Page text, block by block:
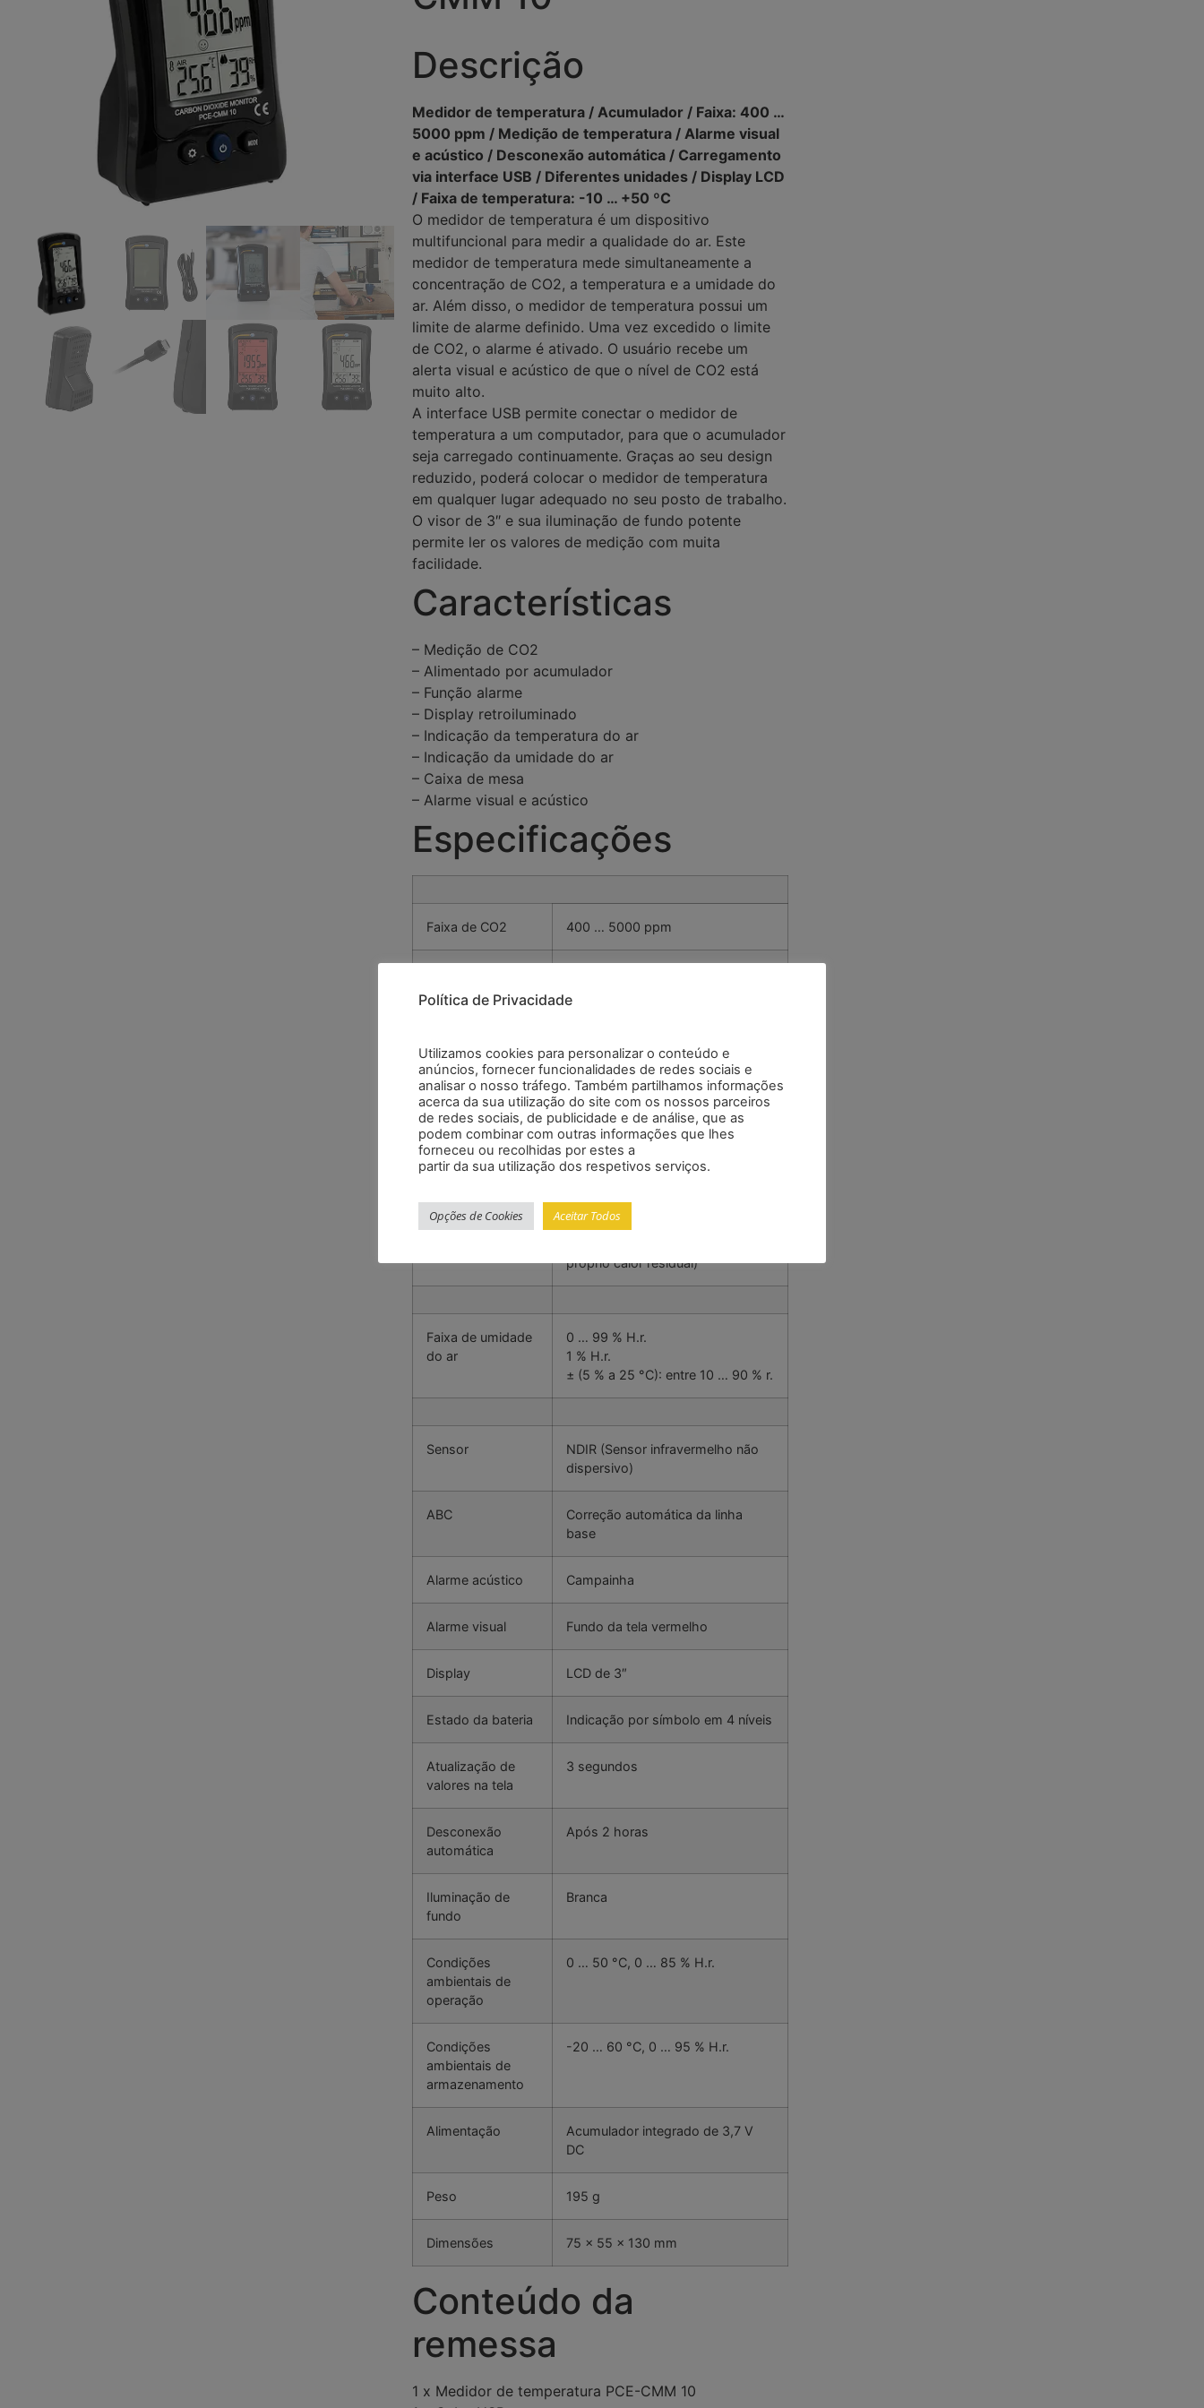
Descrição
Medidor de temperatura / Acumulador / Faixa: 400 …
5000 ppm / Medição de temperatura / Alarme visual
e acústico / Desconexão automática / Carregamento
via interface USB / Diferentes unidades / Display LCD
/ Faixa de temperatura: -10 … +50 ºC
O medidor de temperatura é um dispositivo
multifuncional para medir a qualidade do ar. Este
medidor de temperatura mede simultaneamente a
concentração de CO2, a temperatura e a umidade do
ar. Além disso, o medidor de temperatura possui um
limite de alarme definido. Uma vez excedido o limite
de CO2, o alarme é ativado. O usuário recebe um
alerta visual e acústico de que o nível de CO2 está
muito alto.
A interface USB permite conectar o medidor de
temperatura a um computador, para que o acumulador
seja carregado continuamente. Graças ao seu design
reduzido, poderá colocar o medidor de temperatura
em qualquer lugar adequado no seu posto de trabalho.
O visor de 3″ e sua iluminação de fundo potente
permite ler os valores de medição com muita
facilidade.
Características
– Medição de CO2
– Alimentado por acumulador
– Função alarme
– Display retroiluminado
– Indicação da temperatura do ar
– Indicação da umidade do ar
– Caixa de mesa
– Alarme visual e acústico
Especificações
Faixa de CO2 400 … 5000 ppm
atmosférica de 1
Faixa de
temperatura
-10,0 … 50,0 °C
próprio calor residual)
Faixa de umidade
do ar
0 … 99 % H.r.
1 % H.r.
± (5 % a 25 °C): entre 10 … 90 % r.
Sensor
NDIR (Sensor infravermelho não
dispersivo)
ABC
Correção automática da linha
base
Alarme acústico Campainha
Alarme visual Fundo da tela vermelho
Display LCD de 3″
Estado da bateria Indicação por símbolo em 4 níveis
Atualização de
valores na tela
3 segundos
Desconexão
automática
Após 2 horas
Iluminação de
fundo
Branca
Condições
ambientais de
operação
0 … 50 °C, 0 … 85 % H.r.
Condições
ambientais de
armazenamento
-20 … 60 °C, 0 … 95 % H.r.
Alimentação
Acumulador integrado de 3,7 V
DC
Peso 195 g
Dimensões 75 x 55 x 130 mm
Conteúdo da
remessa
1 x Medidor de temperatura PCE-CMM 10
Política de Privacidade
Utilizamos cookies para personalizar o conteúdo e
anúncios, fornecer funcionalidades de redes sociais e
analisar o nosso tráfego. Também partilhamos informações
acerca da sua utilização do site com os nossos parceiros
de redes sociais, de publicidade e de análise, que as
podem combinar com outras informações que lhes
forneceu ou recolhidas por estes a
partir da sua utilização dos respetivos serviços.
Opções de Cookies Aceitar Todos